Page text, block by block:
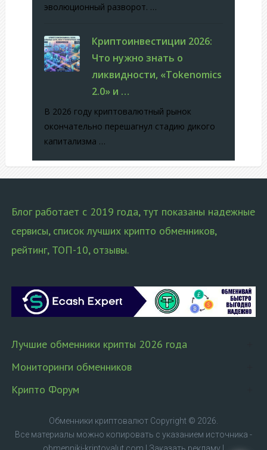
эволюционный разворот. …
Криптоинвестиции 2026:
Что нужно знать о
ликвидности, «Tokenomics
2.0» и …
В 2026 году криптовалютный рынок
окончательно перешагнул стадию дикого
капитализма …
Блог работает с 2019 года, тут показаны надежные
сервисы, список лучших крипто обменников,
рейтинг, ТОП-10, отзывы.
Лучшие обменники крипты 2026 года
Мониторинги обменников
Крипто Форум
Обменники криптовалютCopyright © 2026.
Все материалы можно копировать с указанием источника -